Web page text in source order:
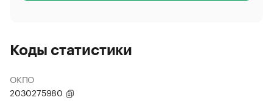
Коды статистики
ОКПО
2030275980